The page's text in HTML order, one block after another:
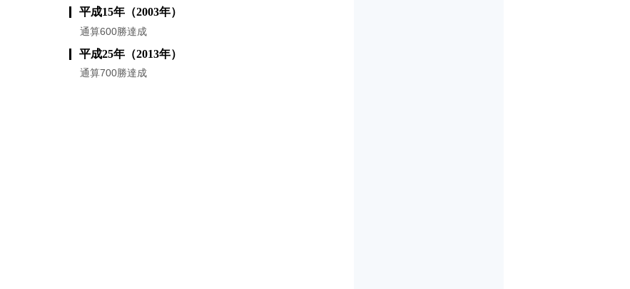
平成15年（2003年）
通算600勝達成
平成25年（2013年）
通算700勝達成